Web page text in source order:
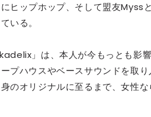
ヒップホップ、そして盟友Myss
いる。
」は、本人が今もっとも影
プハウスやベースサウンドを取
のオリジナルに至るまで、女性